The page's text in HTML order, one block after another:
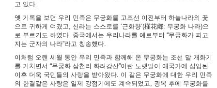
고 있다.
옛 기록을 보면 우리 민족은 무궁화를 고조선 이전부터 하늘나라의 꽃
으로 귀하게 여겼고, 신라는 스스로를 ‘근화향’(槿花鄕: 무궁화 나라)으
로 부르기도 하였다. 중국에서는 우리나라를 예로부터 “무궁화가 피고
지는 군자의 나라”라고 칭송했다.
이처럼 오랜 세월 동안 우리 민족과 함께해 온 무궁화는 조선 말 개화기
를 거치면서 “무궁화 삼천리 화려강산”이란 노랫말이 애국가에 삽입된
이후 더욱 국민들의 사랑을 받아왔다. 이 같은 무궁화에 대한 우리 민족
의 한결같은 사랑은 일제 강점기에도 계속되었고, 광복 후에 무궁화를